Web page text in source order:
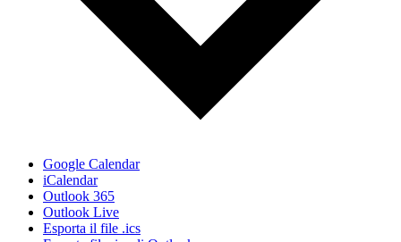
Google Calendar
iCalendar
Outlook 365
Outlook Live
Esporta il file .ics